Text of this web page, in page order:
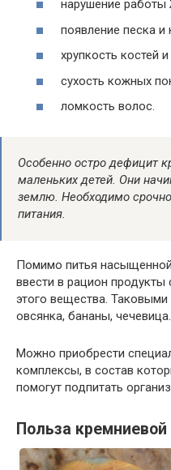
нарушение
появление песка и
хрупкость костей
сухость кожных
ломкость волос.
Особенно остро дефицит
маленьких детей. Они
землю. Необходимо
питания.
Помимо питья
ввести в рацион
этого вещества. Таковыми
овсянка, бананы, чечевица.
Можно приобрести
комплексы, в состав
помогут подпитать
Польза